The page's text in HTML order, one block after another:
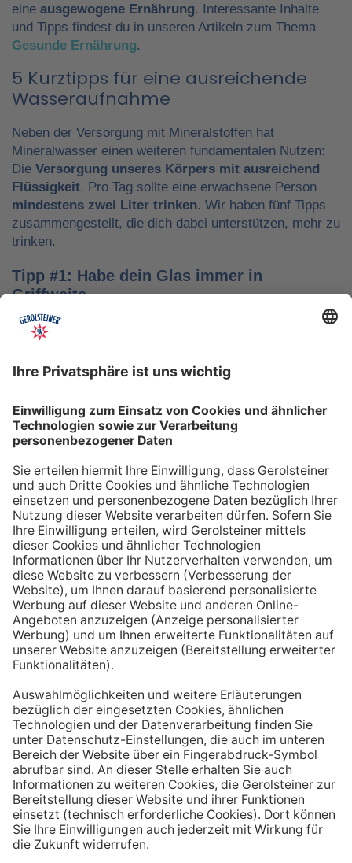
eine ausgewogene Ernährung. Interessante Inhalte
und Tipps findest du in unseren Artikeln zum Thema
Gesunde Ernährung.
5 Kurztipps für eine ausreichende
Wasseraufnahme
Neben der Versorgung mit Mineralstoffen hat
Mineralwasser einen weiteren fundamentalen Nutzen:
Die Versorgung unseres Körpers mit ausreichend
Flüssigkeit. Pro Tag sollte eine erwachsene Person
mindestens zwei Liter trinken. Wir haben fünf Tipps
zusammengestellt, die dich dabei unterstützen, mehr zu
trinken.
Tipp #1: Habe dein Glas immer in
Griffweite
Ob bei der Arbeit oder während der Freizeit: Wasser
nicht vergisst. Denke daran, auch unterwegs immer
etwas Wasser dabei zu haben. Kleine PET-Flaschen mit
hinnehmen.
Tipp #2: Trinke direkt nach dem Aufstehen
Über Nacht verliert dein Körper Flüssigkeit. Um gut in
den Tag zu starten, solltest du deshalb direkt nach dem
Aufstehen ein großes Glas Wasser trinken. Stelle dir
zum Beispiel eine Flasche Mineralwasser direkt ans
Bett, damit du dieses kleine Morgenritual sofort
durchführen kannst.
Tipp #3: Vor und während jeder Mahlzeit
ein Glas Wasser trinken
Dadurch verknüpfst du das Trinken mit einem Ereignis.
einer Mahlzeit trinken, unterstützt du außerdem die
Produktion von Verdauungssäften. Zusätzlich fördert
das Trinken während des Essens das Sättigungsgefühl.
Tipp #4: Peppe dein Wasser auf
Wenn dir der Geschmack von purem Mineralwasser
nicht reichen sollte, dann kannst du deine Getränke mit
einfachen Mitteln verfeinern. Mische dir einfach